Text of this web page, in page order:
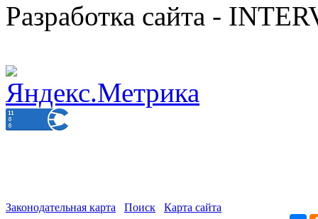
Разработка сайта -
Законодательная карта Поиск Карта сайта